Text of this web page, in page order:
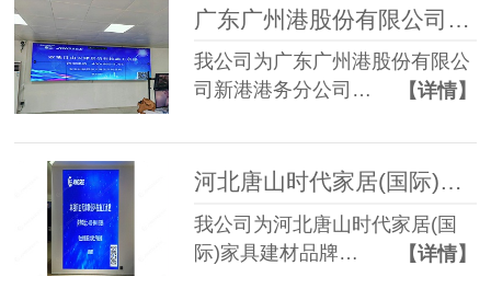
我公司为广东广州港股份有限公
司新港港务分公司…
【详情】
河北唐山时代家居(国际)家具建材品牌博览中心恒洁卫浴P2.5 LED显示屏
我公司为河北唐山时代家居(国
际)家具建材品牌…
【详情】